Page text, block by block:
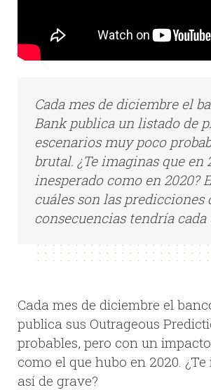
Cada mes de diciembre el
Bank publica un listado de
escenarios muy poco
brutal. ¿Te imaginas que en
inesperado como en 2020?
cuáles son las predicciones
consecuencias tendría
Cada mes de diciembre el
publica sus Outrageous
probables, pero con un
como el que hubo en 2020.
así de grave?